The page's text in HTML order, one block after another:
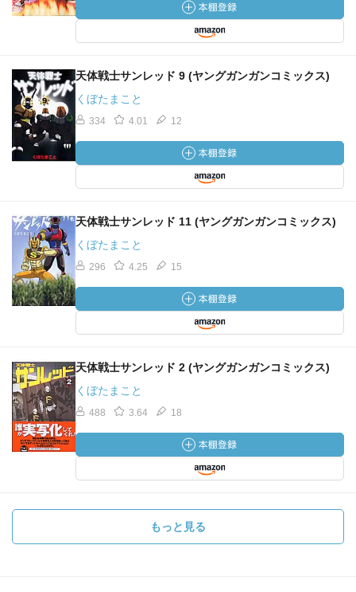
天体戦士サンレッド 9 (ヤングガンガンコミックス)
くぼたまこと
334 4.01 12
天体戦士サンレッド 11 (ヤングガンガンコミックス)
くぼたまこと
296 4.25 15
天体戦士サンレッド 2 (ヤングガンガンコミックス)
くぼたまこと
488 3.64 18
もっと見る